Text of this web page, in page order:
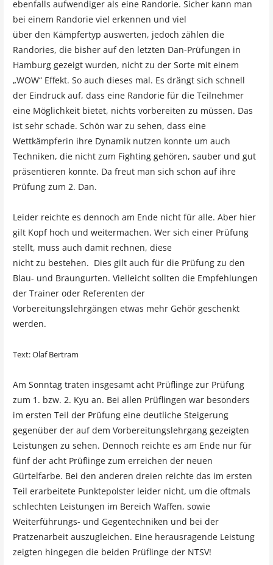
ebenfalls aufwendiger als eine Randorie. Sicher kann man
bei einem Randorie viel erkennen und viel
über den Kämpfertyp auswerten, jedoch zählen die
Randories, die bisher auf den letzten Dan-Prüfungen in
Hamburg gezeigt wurden, nicht zu der Sorte mit einem
„WOW“ Effekt. So auch dieses mal. Es drängt sich schnell
der Eindruck auf, dass eine Randorie für die Teilnehmer
eine Möglichkeit bietet, nichts vorbereiten zu müssen. Das
ist sehr schade. Schön war zu sehen, dass eine
Wettkämpferin ihre Dynamik nutzen konnte um auch
Techniken, die nicht zum Fighting gehören, sauber und gut
präsentieren konnte. Da freut man sich schon auf ihre
Prüfung zum 2. Dan.
Leider reichte es dennoch am Ende nicht für alle. Aber hier
gilt Kopf hoch und weitermachen. Wer sich einer Prüfung
stellt, muss auch damit rechnen, diese
nicht zu bestehen. Dies gilt auch für die Prüfung zu den
Blau- und Braungurten. Vielleicht sollten die Empfehlungen
der Trainer oder Referenten der
Vorbereitungslehrgängen etwas mehr Gehör geschenkt
werden.
Text: Olaf Bertram
Am Sonntag traten insgesamt acht Prüflinge zur Prüfung
zum 1. bzw. 2. Kyu an. Bei allen Prüflingen war besonders
im ersten Teil der Prüfung eine deutliche Steigerung
gegenüber der auf dem Vorbereitungslehrgang gezeigten
Leistungen zu sehen. Dennoch reichte es am Ende nur für
fünf der acht Prüflinge zum erreichen der neuen
Gürtelfarbe. Bei den anderen dreien reichte das im ersten
Teil erarbeitete Punktepolster leider nicht, um die oftmals
schlechten Leistungen im Bereich Waffen, sowie
Weiterführungs- und Gegentechniken und bei der
Pratzenarbeit auszugleichen. Eine herausragende Leistung
zeigten hingegen die beiden Prüflinge der NTSV!